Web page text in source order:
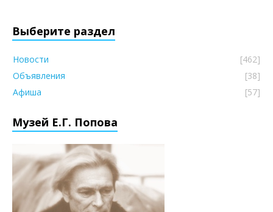
Выберите раздел
Новости
[462]
Объявления
[38]
Афиша
[57]
Музей Е.Г. Попова